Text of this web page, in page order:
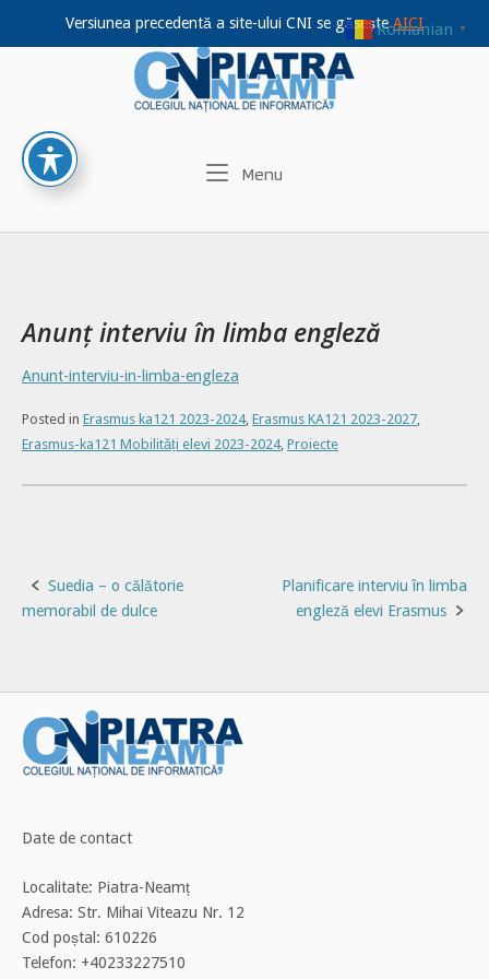
Versiunea precedentă a site-ului CNI se găseșteAICI
Home
Menu
Anunț interviu în limba engleză
Anunt-interviu-in-limba-engleza
Posted in Erasmus ka121 2023-2024, Erasmus KA121 2023-2027,
Erasmus-ka121 Mobilități elevi 2023-2024, Proiecte
Post
Suedia – o călătorie
memorabil de dulce
Planificare interviu în limba
engleză elevi Erasmus
Date de contact
Localitate: Piatra-Neamț
Adresa: Str. Mihai Viteazu Nr. 12
Cod poștal: 610226
Telefon: +40233227510
Romanian ▼